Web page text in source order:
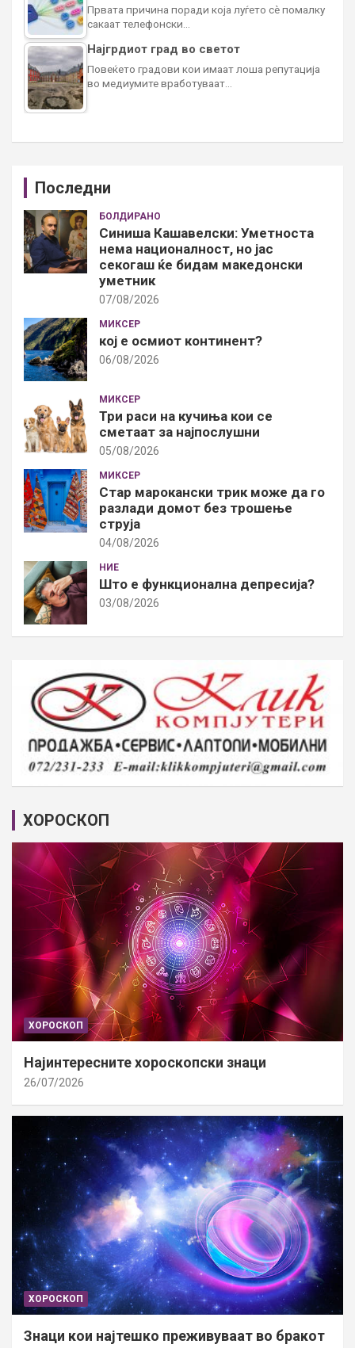
Првата причина поради која луѓето сè помалку
сакаат телефонски…
Најгрдиот град во светот
Повеќето градови кои имаат лоша репутација
во медиумите вработуваат…
Последни
БОЛДИРАНО
Синиша Кашавелски: Уметноста
нема националност, но јас
секогаш ќе бидам македонски
уметник
07/08/2026
МИКСЕР
кој е осмиот континент?
06/08/2026
МИКСЕР
Три раси на кучиња кои се
сметаат за најпослушни
05/08/2026
МИКСЕР
Стар марокански трик може да го
разлади домот без трошење
струја
04/08/2026
НИЕ
Што е функционална депресија?
03/08/2026
ХОРОСКОП
ХОРОСКОП
Најинтересните хороскопски знаци
26/07/2026
ХОРОСКОП
Знаци кои најтешко преживуваат во бракот